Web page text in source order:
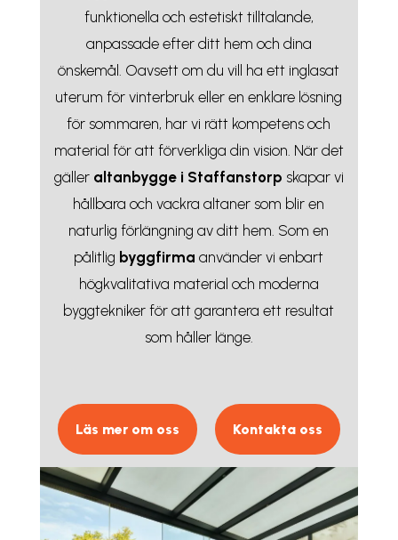
funktionella och estetiskt tilltalande,
anpassade efter ditt hem och dina
önskemål. Oavsett om du vill ha ett inglasat
uterum för vinterbruk eller en enklare lösning
för sommaren, har vi rätt kompetens och
material för att förverkliga din vision. När det
gäller altanbygge i Staffanstorp skapar vi
hållbara och vackra altaner som blir en
naturlig förlängning av ditt hem. Som en
pålitlig byggfirma använder vi enbart
högkvalitativa material och moderna
byggtekniker för att garantera ett resultat
som håller länge.
Läs mer om oss Kontakta oss